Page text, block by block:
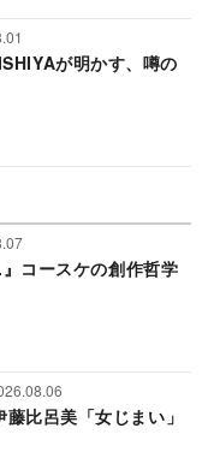
が明かす、噂の
』コースケの創作哲学
比呂美「女じまい」